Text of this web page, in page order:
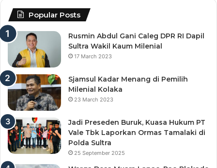
Popular Posts
Rusmin Abdul Gani Caleg DPR RI Dapil
Sultra Wakil Kaum Milenial
17 March 2023
Sjamsul Kadar Menang di Pemilih
Milenial Kolaka
23 March 2023
Jadi Preseden Buruk, Kuasa Hukum PT
Vale Tbk Laporkan Ormas Tamalaki di
Polda Sultra
25 September 2025